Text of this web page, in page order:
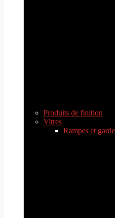
Produits de finition
Vitres
Rampes et